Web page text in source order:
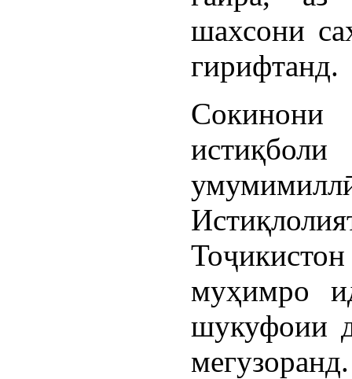
шахсони
гирифтанд.
Сокинони
муҳимро
шукуфоии
мегузоранд.